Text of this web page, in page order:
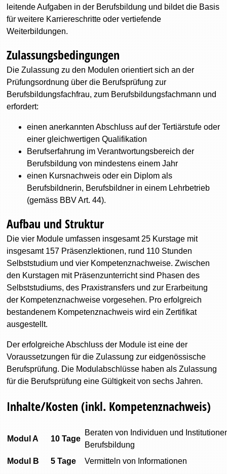
leitende Aufgaben in der Berufsbildung und bildet die Basis
für weitere Karriereschritte oder vertiefende
Weiterbildungen.
Zulassungsbedingungen
Die Zulassung zu den Modulen orientiert sich an der
Prüfungsordnung über die Berufsprüfung zur
Berufsbildungsfachfrau, zum Berufsbildungsfachmann und
erfordert:
einen anerkannten Abschluss auf der Tertiärstufe oder
einer gleichwertigen Qualifikation
Berufserfahrung im Verantwortungsbereich der
Berufsbildung von mindestens einem Jahr
einen Kursnachweis oder ein Diplom als
Berufsbildnerin, Berufsbildner in einem Lehrbetrieb
(gemäss BBV Art. 44).
Aufbau und Struktur
Die vier Module umfassen insgesamt 25 Kurstage mit
insgesamt 157 Präsenzlektionen, rund 110 Stunden
Selbststudium und vier Kompetenznachweise. Zwischen
den Kurstagen mit Präsenzunterricht sind Phasen des
Selbststudiums, des Praxistransfers und zur Erarbeitung
der Kompetenznachweise vorgesehen. Pro erfolgreich
bestandenem Kompetenznachweis wird ein Zertifikat
ausgestellt.
Der erfolgreiche Abschluss der Module ist eine der
Voraussetzungen für die Zulassung zur eidgenössische
Berufsprüfung. Die Modulabschlüsse haben als Zulassung
für die Berufsprüfung eine Gültigkeit von sechs Jahren.
Inhalte/Kosten (inkl. Kompetenznachweis)
Modul A 10 Tage
Beraten von Individuen und
Berufsbildung
Modul B
5 Tage
Vermitteln von Informationen